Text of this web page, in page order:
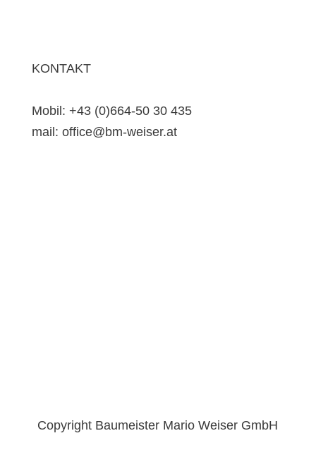
KONTAKT
Mobil: +43 (0)664-50 30 435
mail: office@bm-weiser.at
Copyright Baumeister Mario Weiser GmbH